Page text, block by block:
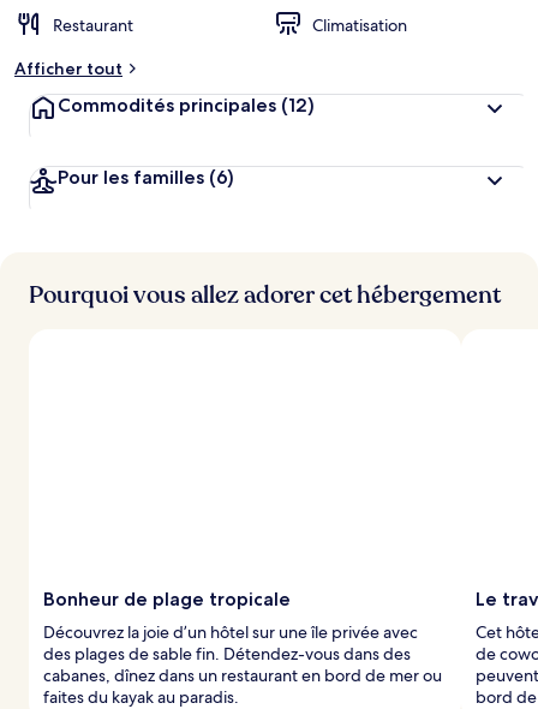
Restaurant
Climatisation
Afficher tout
Commodités principales (12)
Pour les familles (6)
Pourquoi vous allez adorer cet hébergement
Bonheur de plage tropicale
Découvrez la joie d’un hôtel sur une île privée avec
des plages de sable fin. Détendez-vous dans des
cabanes, dînez dans un restaurant en bord de mer ou
faites du kayak au paradis.
Le
Cet
de
bord